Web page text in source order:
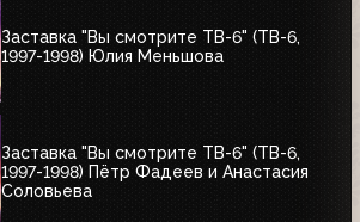
Заставка "Вы смотрите ТВ-6" (ТВ-6,
1997-1998) Юлия Меньшова
Заставка "Вы смотрите ТВ-6" (ТВ-6,
1997-1998) Пётр Фадеев и Анастасия
Соловьева